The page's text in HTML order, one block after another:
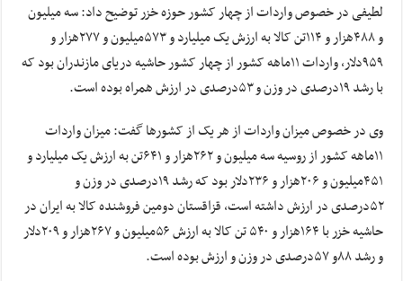
لطیفی در خصوص واردات از چهار کشور حوزه خزر توضیح داد: سه میلیون
و ۴۸۸هزار و ۱۱۴تن کالا به ارزش یک میلیارد و ۵۷۳میلیون و ۲۷۷هزار و
۹۵۹دلار، واردات ۱۱ماهه کشور از چهار کشور حاشیه دریای مازندران بود که
با رشد ۱۹درصدی در وزن و ۵۳درصدی در ارزش همراه بوده است.
وی در خصوص میزان واردات از هر یک از کشورها گفت: میزان واردات
۱۱ماهه کشور از روسیه سه میلیون و ۲۶۲هزار و ۶۴۱تن به ارزش یک میلیارد و
۴۵۱میلیون و ۲۰۶هزار و ۲۳۶دلار بود که رشد ۱۹درصدی در وزن و
۵۲درصدی در ارزش داشته است، قزاقستان دومین فروشنده کالا به ایران در
حاشیه خزر با ۱۶۴هزار و ۵۴۰ تن کالا به ارزش ۵۶میلیون و ۲۶۷هزار و ۲۰۹دلار
و رشد ۸۸و ۵۷درصدی در وزن و ارزش بوده است.